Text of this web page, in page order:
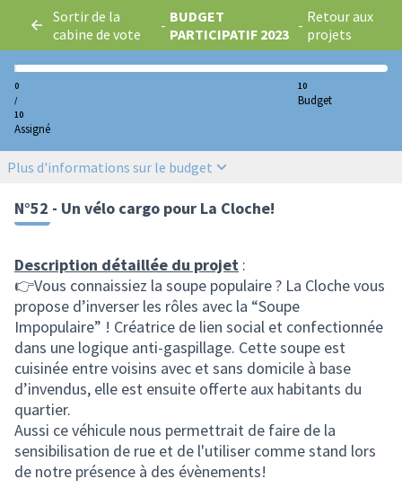
Sortir de la
cabine de vote
- BUDGET
PARTICIPATIF 2023 - Retour aux
projets
0
/
10
Assigné
10
Budget
Plus d'informations sur le budget
N°52 - Un vélo cargo pour La Cloche!
Description détaillée du projet :
👉Vous connaissiez la soupe populaire ? La Cloche vous
propose d’inverser les rôles avec la “Soupe
Impopulaire” ! Créatrice de lien social et confectionnée
dans une logique anti-gaspillage. Cette soupe est
cuisinée entre voisins avec et sans domicile à base
d’invendus, elle est ensuite offerte aux habitants du
quartier.
Aussi ce véhicule nous permettrait de faire de la
sensibilisation de rue et de l'utiliser comme stand lors
de notre présence à des évènements!